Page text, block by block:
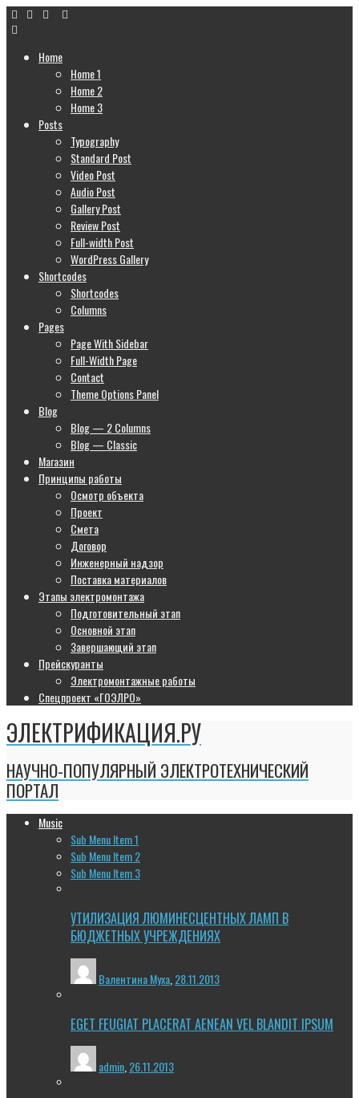
Home
Home 1
Home 2
Home 3
Posts
Typography
Standard Post
Video Post
Audio Post
Gallery Post
Review Post
Full-width Post
WordPress Gallery
Shortcodes
Shortcodes
Columns
Pages
Page With Sidebar
Full-Width Page
Contact
Theme Options Panel
Blog
Blog — 2 Columns
Blog — Classic
Магазин
Принципы работы
Осмотр объекта
Проект
Смета
Договор
Инженерный надзор
Поставка материалов
Этапы электромонтажа
Подготовительный этап
Основной этап
Завершающий этап
Прейскуранты
Электромонтажные работы
Спецпроект «ГОЭЛРО»
ЭЛЕКТРИФИКАЦИЯ.РУ
НАУЧНО-ПОПУЛЯРНЫЙ ЭЛЕКТРОТЕХНИЧЕСКИЙ
ПОРТАЛ
Music
Sub Menu Item 1
Sub Menu Item 2
Sub Menu Item 3
УТИЛИЗАЦИЯ ЛЮМИНЕСЦЕНТНЫХ ЛАМП В
БЮДЖЕТНЫХ УЧРЕЖДЕНИЯХ
Валентина Муха 28.11.2013
EGET FEUGIAT PLACERAT AENEAN VEL BLANDIT IPSUM
admin,26.11.2013